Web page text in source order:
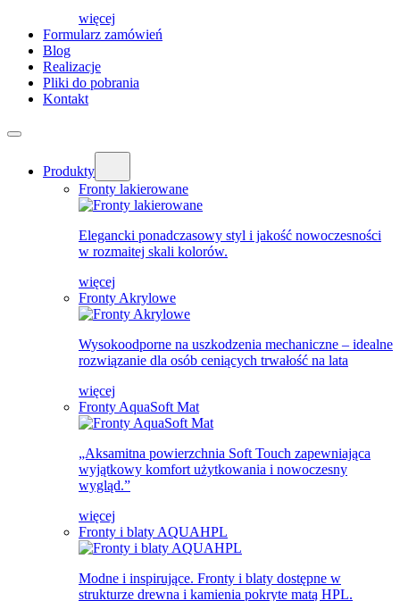
więcej
Formularz zamówień
Blog
Realizacje
Pliki do pobrania
Kontakt
Produkty
Fronty lakierowane
Elegancki ponadczasowy styl i jakość nowoczesności
w rozmaitej skali kolorów.
więcej
Fronty Akrylowe
Wysokoodporne na uszkodzenia mechaniczne – idealne
rozwiązanie dla osób ceniących trwałość na lata
więcej
Fronty AquaSoft Mat
„Aksamitna powierzchnia Soft Touch zapewniająca
wyjątkowy komfort użytkowania i nowoczesny
wygląd.”
więcej
Fronty i blaty AQUAHPL
Modne i inspirujące. Fronty i blaty dostępne w
strukturze drewna i kamienia pokryte matą HPL.